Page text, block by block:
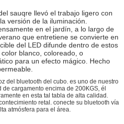
sauqre llevó el trabajo ligero con
versión de la iluminación.
en el jardín, a lo largo de
que entretiene se convierte en
del LED difunde dentro de estos
blanco, coloreado, o
para un efecto mágico. Hecho
del bluetooth del cubo. es uno de nuestro
cargamento encima de 200KGS, él
en esta tal tabla de alta calidad.
retal. conecte su bluetooth vía
atmósfera para el área.